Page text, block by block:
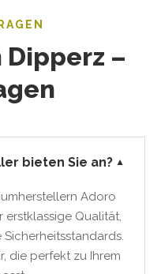
–
bieten Sie an? ▼
Adoro
Qualität,
die perfekt zu Ihrem